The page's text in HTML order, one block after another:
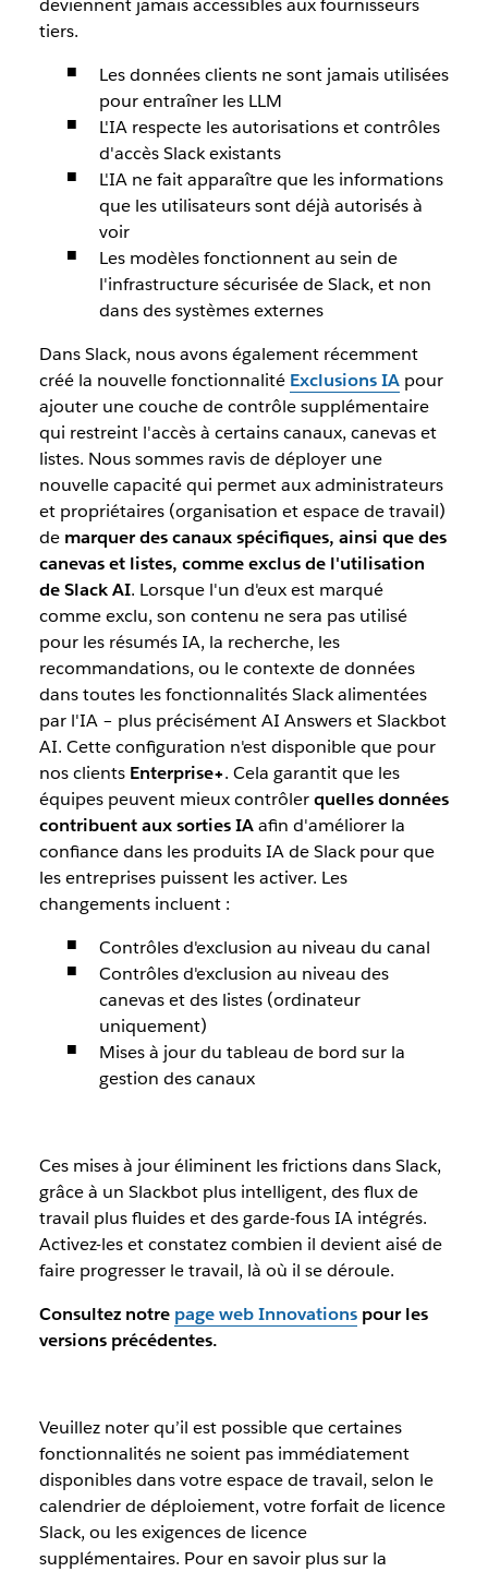
deviennent jamais accessibles aux fournisseurs
tiers.
Les données clients ne sont jamais utilisées
pour entraîner les LLM
L'IA respecte les autorisations et contrôles
d'accès Slack existants
L'IA ne fait apparaître que les informations
que les utilisateurs sont déjà autorisés à
voir
Les modèles fonctionnent au sein de
l'infrastructure sécurisée de Slack, et non
dans des systèmes externes
Dans Slack, nous avons également récemment
créé la nouvelle fonctionnalité Exclusions IApour
ajouter une couche de contrôle supplémentaire
qui restreint l'accès à certains canaux, canevas et
listes. Nous sommes ravis de déployer une
nouvelle capacité qui permet aux administrateurs
et propriétaires (organisation et espace de travail)
de marquer des canaux spécifiques, ainsi que des
canevas et listes, comme exclus de l'utilisation
de Slack AI. Lorsque l'un d'eux est marqué
comme exclu, son contenu ne sera pas utilisé
pour les résumés IA, la recherche, les
recommandations, ou le contexte de données
dans toutes les fonctionnalités Slack alimentées
par l'IA – plus précisément AI Answers et Slackbot
AI. Cette configuration n'est disponible que pour
nos clients Enterprise+. Cela garantit que les
équipes peuvent mieux contrôlerquelles données
contribuent aux sorties IAafin d'améliorer la
confiance dans les produits IA de Slack pour que
les entreprises puissent les activer. Les
changements incluent :
Contrôles d'exclusion au niveau du canal
Contrôles d'exclusion au niveau des
canevas et des listes (ordinateur
uniquement)
Mises à jour du tableau de bord sur la
gestion des canaux
Ces mises à jour éliminent les frictions dans Slack,
grâce à un Slackbot plus intelligent, des flux de
travail plus fluides et des garde-fous IA intégrés.
Activez-les et constatez combien il devient aisé de
faire progresser le travail, là où il se déroule.
Consultez notre page web Innovationspour les
versions précédentes.
Veuillez noter qu’il est possible que certaines
fonctionnalités ne soient pas immédiatement
disponibles dans votre espace de travail, selon le
calendrier de déploiement, votre forfait de licence
Slack, ou les exigences de licence
supplémentaires. Pour en savoir plus sur la